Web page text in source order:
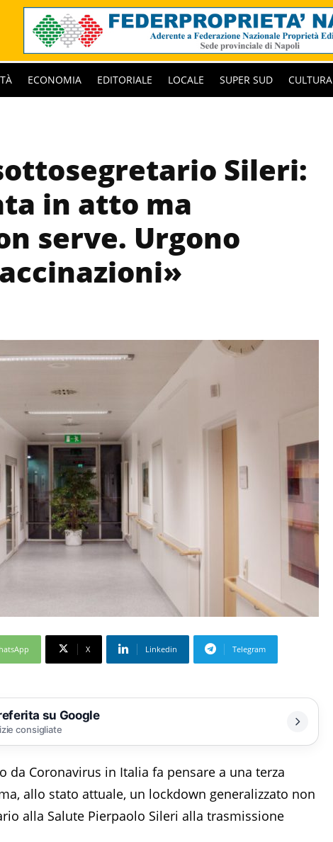
ECONOMIA EDITORIALE LOCALE SUPER SUD CULTURA
Sileri:
in atto ma
serve. Urgono
X Linkedin Telegram
su Google
consigliate
da Coronavirus in Italia fa pensare a una terza
allo stato attuale, un lockdown generalizzato non
alla Salute Pierpaolo Sileri alla trasmissione